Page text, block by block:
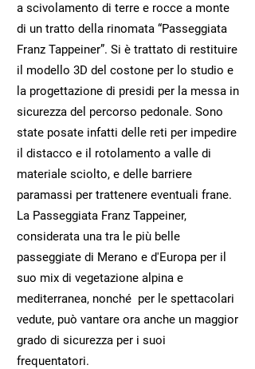
a scivolamento di terre e rocce a monte
di un tratto della rinomata “Passeggiata
Franz Tappeiner”. Si è trattato di restituire
il modello 3D del costone per lo studio e
la progettazione di presidi per la messa in
sicurezza del percorso pedonale. Sono
state posate infatti delle reti per impedire
il distacco e il rotolamento a valle di
materiale sciolto, e delle barriere
paramassi per trattenere eventuali frane.
La Passeggiata Franz Tappeiner,
considerata una tra le più belle
passeggiate di Merano e d'Europa per il
suo mix di vegetazione alpina e
mediterranea, nonché per le spettacolari
vedute, può vantare ora anche un maggior
grado di sicurezza per i suoi
frequentatori.